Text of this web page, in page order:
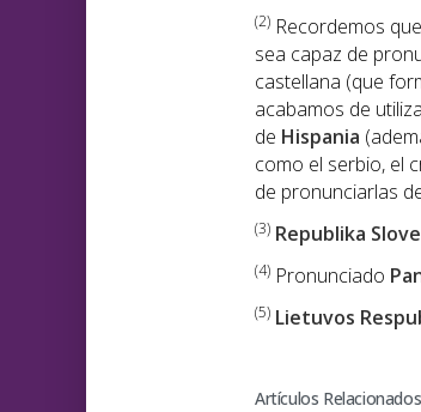
(2) Recordemos
sea capaz de
castellana (que
acabamos de
de Hispania
como el serbio, el
de pronunciarlas
(3) Republika
(4) Pronunciado
(5) Lietuvos
Artículos